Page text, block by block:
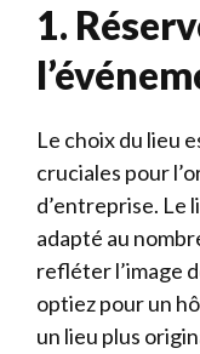
1.
Le choix du lieu
cruciales pour
d’entreprise. Le
adapté au
refléter l’image
optiez pour un
un lieu plus